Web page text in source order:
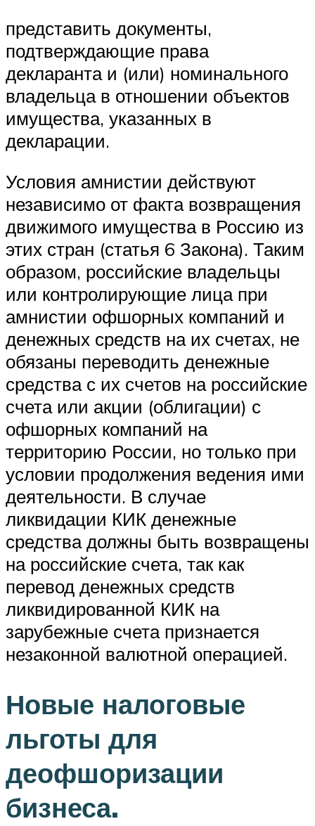
представить документы,
подтверждающие права
декларанта и (или) номинального
владельца в отношении объектов
имущества, указанных в
декларации.
Условия амнистии действуют
независимо от факта возвращения
движимого имущества в Россию из
этих стран (статья 6 Закона). Таким
образом, российские владельцы
или контролирующие лица при
амнистии офшорных компаний и
денежных средств на их счетах, не
обязаны переводить денежные
средства с их счетов на российские
счета или акции (облигации) с
офшорных компаний на
территорию России, но только при
условии продолжения ведения ими
деятельности. В случае
ликвидации КИК денежные
средства должны быть возвращены
на российские счета, так как
перевод денежных средств
ликвидированной КИК на
зарубежные счета признается
незаконной валютной операцией.
Новые налоговые
льготы для
деофшоризации
бизнеса.